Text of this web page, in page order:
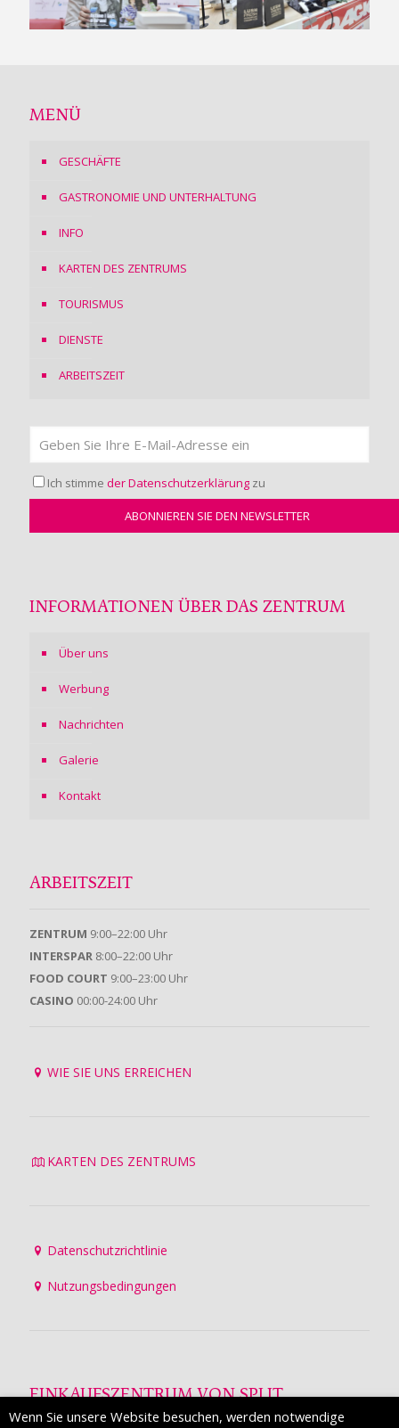
MENÜ
GESCHÄFTE
GASTRONOMIE UND UNTERHALTUNG
INFO
KARTEN DES ZENTRUMS
TOURISMUS
DIENSTE
ARBEITSZEIT
Ich stimme der Datenschutzerklärung zu
INFORMATIONEN ÜBER DAS ZENTRUM
Über uns
Werbung
Nachrichten
Galerie
Kontakt
ARBEITSZEIT
ZENTRUM 9:00–22:00 Uhr
INTERSPAR 8:00–22:00 Uhr
FOOD COURT 9:00–23:00 Uhr
CASINO 00:00-24:00 Uhr
WIE SIE UNS ERREICHEN
KARTEN DES ZENTRUMS
Datenschutzrichtlinie
Nutzungsbedingungen
EINKAUFSZENTRUM VON SPLIT
Wenn Sie unsere Website besuchen, werden notwendige